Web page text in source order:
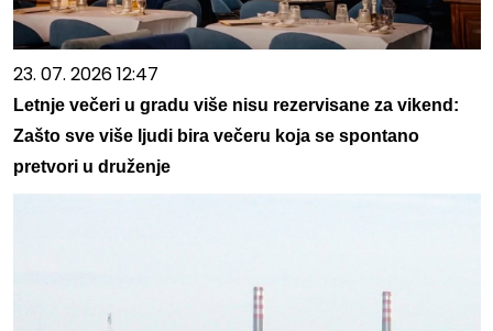
23. 07. 2026 12:47
Letnje večeri u gradu više nisu rezervisane za vikend:
Zašto sve više ljudi bira večeru koja se spontano
pretvori u druženje